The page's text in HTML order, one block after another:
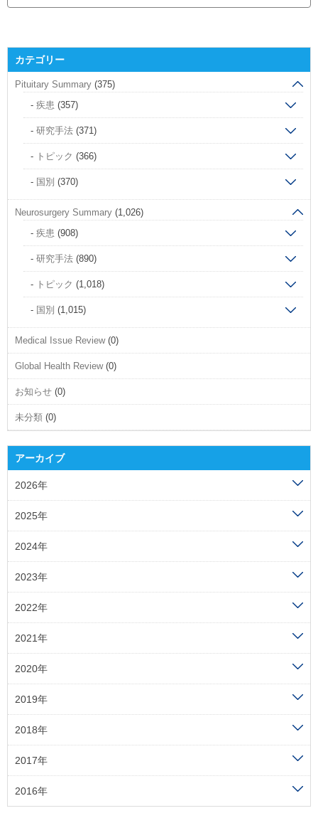
カテゴリー
Pituitary Summary (375)
疾患 (357)
研究手法 (371)
トピック (366)
国別 (370)
Neurosurgery Summary (1,026)
疾患 (908)
研究手法 (890)
トピック (1,018)
国別 (1,015)
Medical Issue Review(0)
Global Health Review(0)
お知らせ (0)
未分類 (0)
アーカイブ
2026年
2025年
2024年
2023年
2022年
2021年
2020年
2019年
2018年
2017年
2016年